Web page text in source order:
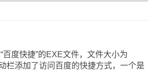
度快捷”的EXE文件，文件大小为
栏添加了访问百度的快捷方式，一个是